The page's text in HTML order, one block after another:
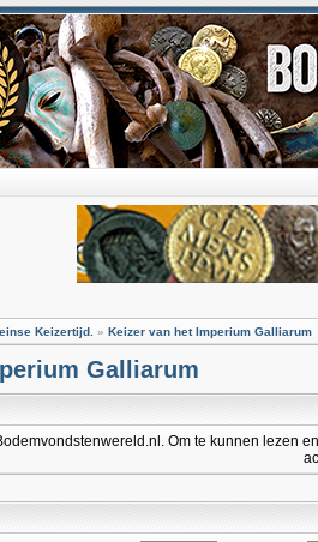
Keizertijd. » Keizer van het Imperium Galliarum
Galliarum
Om te kunnen lezen